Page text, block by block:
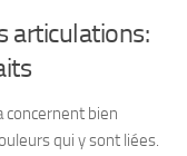
articulations:
bien
qui y sont liées.